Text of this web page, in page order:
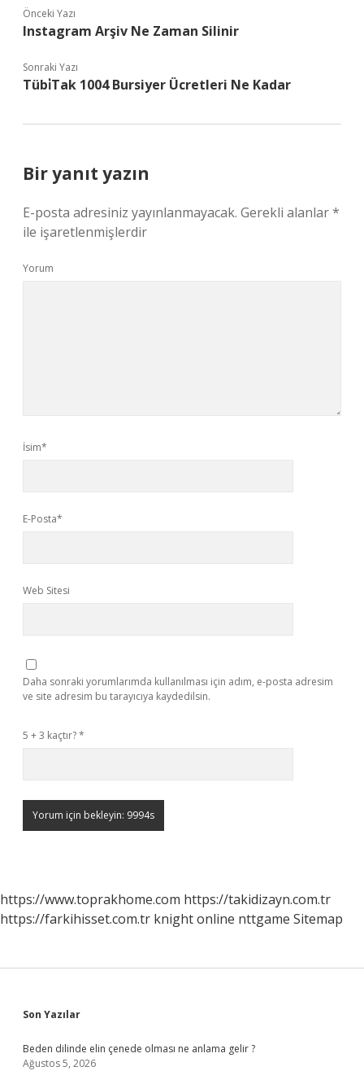
Önceki Yazı
Instagram Arşiv Ne Zaman Silinir
Sonraki Yazı
Tübi̇Tak 1004 Bursiyer Ücretleri Ne Kadar
Bir yanıt yazın
E-posta adresiniz yayınlanmayacak. Gerekli alanlar*
ile işaretlenmişlerdir
Yorum
İsim*
E-Posta*
Web Sitesi
Daha sonraki yorumlarımda kullanılması için adım, e-posta adresim
ve site adresim bu tarayıcıya kaydedilsin.
5 + 3 kaçtır?*
https://www.toprakhome.com https://takidizayn.com.tr
https://farkihisset.com.tr knight online nttgame Sitemap
Sidebar
Son Yazılar
Beden dilinde elin çenede olması ne anlama gelir ?
Ağustos 5, 2026